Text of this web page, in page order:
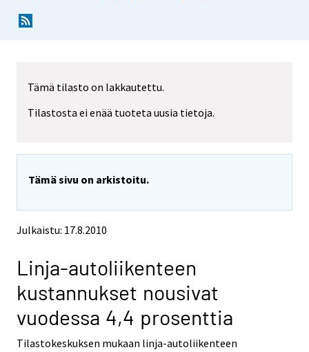
Tämä tilasto on lakkautettu.
Tilastosta ei enää tuoteta uusia tietoja.
Tämä sivu on arkistoitu.
Julkaistu: 17.8.2010
Linja-autoliikenteen
kustannukset nousivat
vuodessa 4,4 prosenttia
Tilastokeskuksen mukaan linja-autoliikenteen